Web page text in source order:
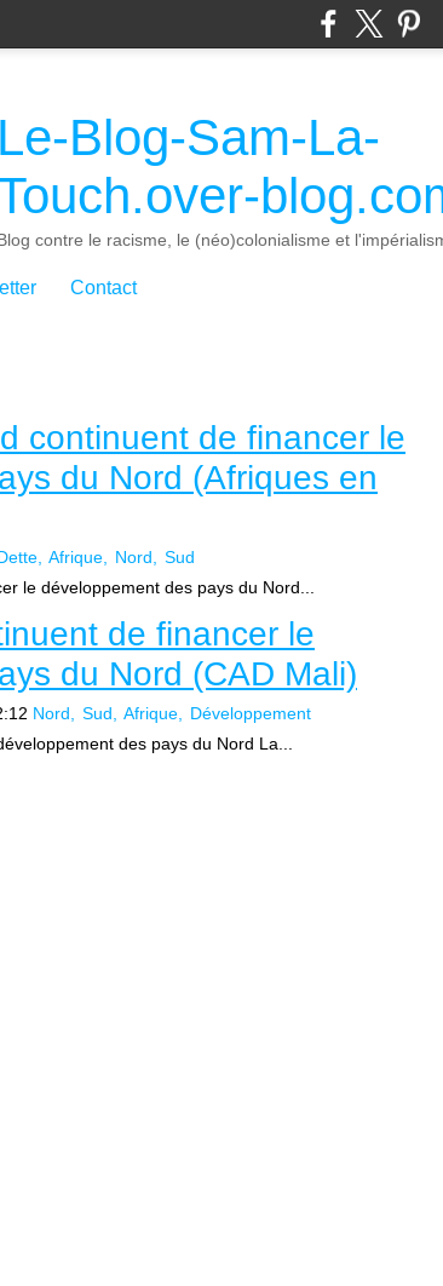
Le-Blog-Sam-La-
contre le racisme, le (néo)colonialisme et
Contact
continuent de financer le
du Nord (Afriques en
Afrique Nord
Sud
le développement des pays du Nord...
de financer le
du Nord (CAD Mali)
Nord Sud Afrique
Développement
des pays du Nord La...